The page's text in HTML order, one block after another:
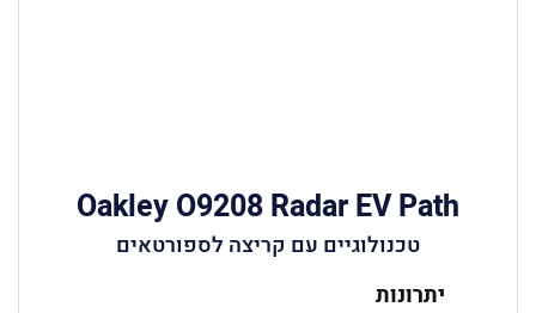
Oakley O9208 Radar EV Path
טכנולוגיים עם קריצה לספורטאים
יתרונות